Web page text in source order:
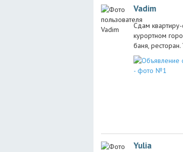
Vadim
Сдам
курортном
баня,
Yulia